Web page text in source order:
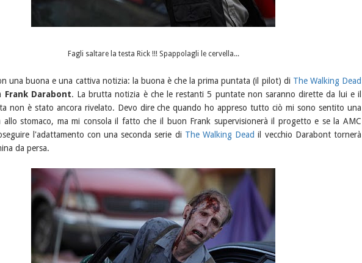
Fagli saltare la testa Rick !!! Spappolagli le cervella...
una buona e una cattiva notizia: la buona è che la prima puntata (il pilot) di The Walking Dead
Frank Darabont. La brutta notizia è che le restanti 5 puntate non saranno dirette da lui e il
non è stato ancora rivelato. Devo dire che quando ho appreso tutto ciò mi sono sentito una
allo stomaco, ma mi consola il fatto che il buon Frank supervisionerà il progetto e se la AMC
l'adattamento con una seconda serie di The Walking Dead il vecchio Darabont tornerà
da persa.